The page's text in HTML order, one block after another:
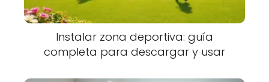
Instalar zona deportiva: guía
completa para descargar y usar